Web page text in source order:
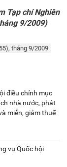
Tạp chí Nghiên
9/2009)
tháng 9/2009
điều chỉnh mục
nhà nước, phát
miễn, giảm thuế
vụ Quốc hội